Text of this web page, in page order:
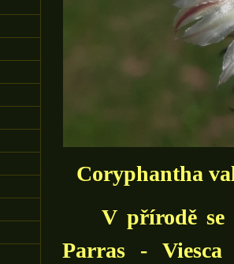
Coryphantha
V přírodě se
Parras -